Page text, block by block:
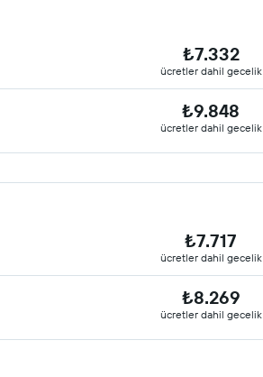
₺7.332
ücretler dahil gecelik
₺9.848
ücretler dahil gecelik
₺7.717
ücretler dahil gecelik
₺8.269
ücretler dahil gecelik